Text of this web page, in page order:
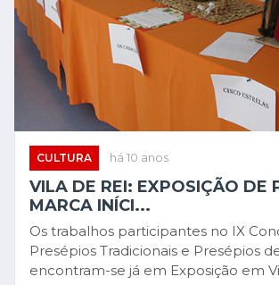
CULTURA há 10 anos
VILA DE REI: EXPOSIÇÃO DE
MARCA INÍCI...
Os trabalhos participantes no IX
Presépios Tradicionais e Presépios
encontram-se já em Exposição em